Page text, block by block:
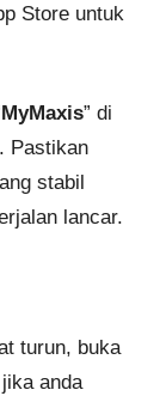
Store untuk
MyMaxis” di
Pastikan
stabil
lancar.
turun, buka
anda